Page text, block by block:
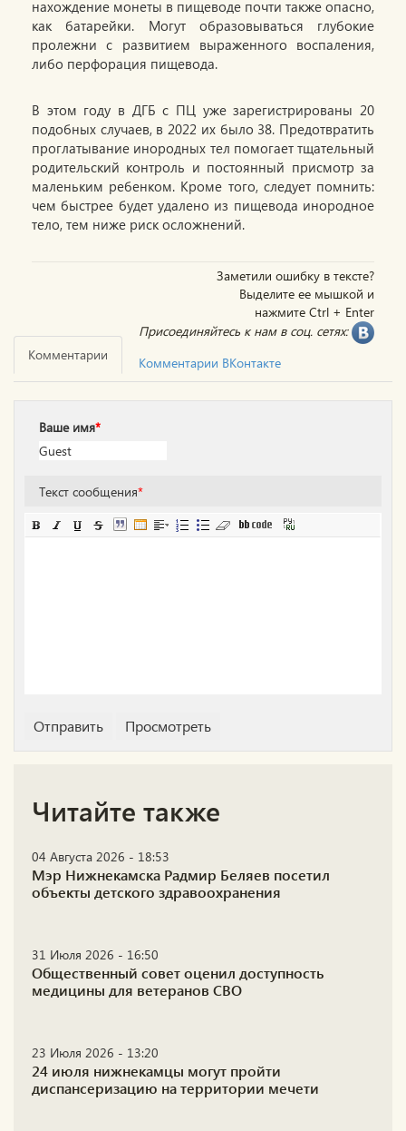
нахождение монеты в пищеводе почти также опасно,
как батарейки. Могут образовываться глубокие
пролежни с развитием выраженного воспаления,
либо перфорация пищевода.
В этом году в ДГБ с ПЦ уже зарегистрированы 20
подобных случаев, в 2022 их было 38. Предотвратить
проглатывание инородных тел помогает тщательный
родительский контроль и постоянный присмотр за
маленьким ребенком. Кроме того, следует помнить:
чем быстрее будет удалено из пищевода инородное
тело, тем ниже риск осложнений.
Заметили ошибку в тексте?
Выделите ее мышкой и
нажмите Ctrl + Enter
Присоединяйтесь к нам в соц. сетях:
Комментарии
Комментарии ВКонтакте
Ваше имя*
Текст сообщения*
Читайте также
04 Августа 2026 - 18:53
Мэр Нижнекамска Радмир Беляев посетил
объекты детского здравоохранения
31 Июля 2026 - 16:50
Общественный совет оценил доступность
медицины для ветеранов СВО
23 Июля 2026 - 13:20
24 июля нижнекамцы могут пройти
диспансеризацию на территории мечети